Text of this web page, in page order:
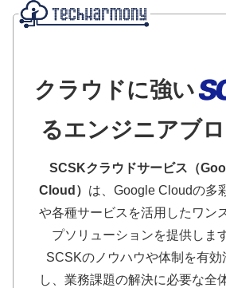
クラウドに強い
るエンジニアブロ
SCSKクラウドサービス（
Cloud） は、Google Cloudの多
や各種サービスを活用したワン
プソリューションを提供します
SCSKのノウハウや体制を有効
し、業務課題の解決に必要な全